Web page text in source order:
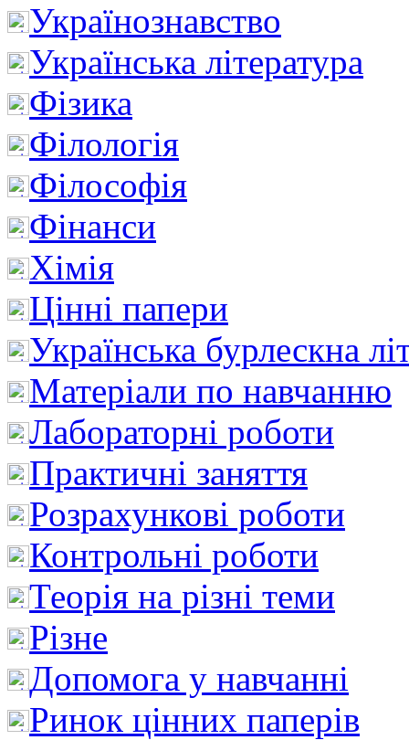
Українознавство
Українська література
Фізика
Філологія
Філософія
Фінанси
Хімія
Цінні папери
Українська бурлескна
Матеріали по навчанню
Лабораторні роботи
Практичні заняття
Розрахункові роботи
Контрольні роботи
Теорія на різні теми
Різне
Допомога у навчанні
Ринок цінних паперів